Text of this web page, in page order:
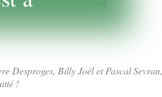
Desproges, Billy Joël et Pascal Sevran,
!